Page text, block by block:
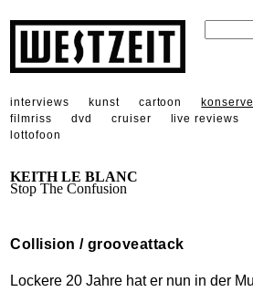
interviews kunst cartoon
filmriss
dvd cruiser live reviews
lottofoon
KEITH LE BLANC
Stop The Confusion
Collision / grooveattack
Lockere 20 Jahre hat er nun in der